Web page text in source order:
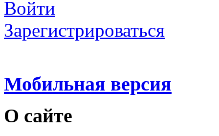
Войти
Зарегистрироваться
Мобильная версия
О сайте